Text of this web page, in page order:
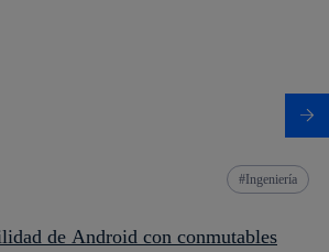
Ingeniería
de Android con conmutables